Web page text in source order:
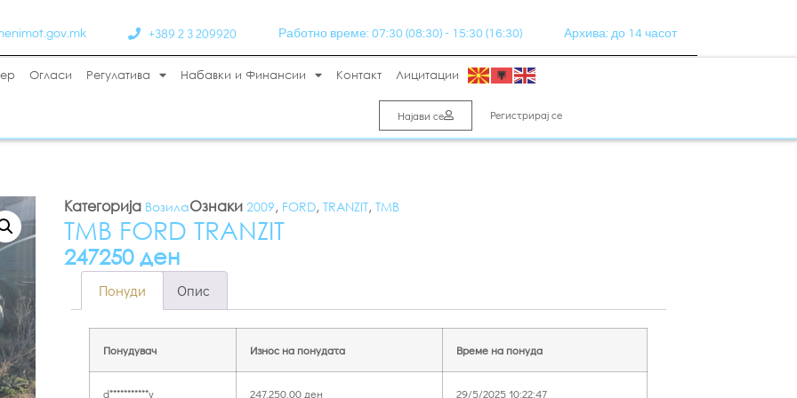
+389 2 3 209920 Работно време: 07:30 (08:30) - 15:30 (16:30) Архива: до 14 часот
Огласи Регулатива Набавки и Финансии Контакт Лицитации
Најави се Регистрирај се
Категорија ВозилаОзнаки 2009, FORD, TRANZIT, ТМВ
ТМВ FORD TRANZIT
247250 ден
Понуди Опис
Понудувач Износ на понудата Време на понуда
d***********v 247.250,00 ден 29/5/2025 10:22:47